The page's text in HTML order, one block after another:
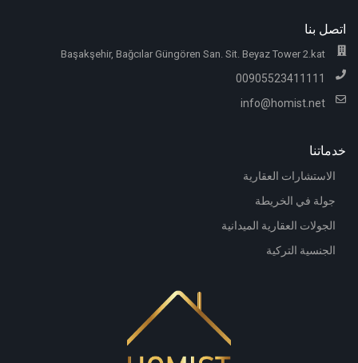
اتصل بنا
Başakşehir, Bağcılar Güngören San. Sit. Beyaz Tower 2.kat
00905523411111
info@homist.net
خدماتنا
الاستشارات العقارية
جولة في الخريطة
الجولات العقارية الميدانية
الجنسية التركية